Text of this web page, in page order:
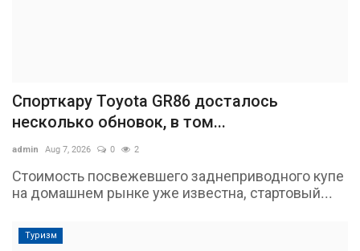
Спорткару Toyota GR86 досталось
несколько обновок, в том...
admin Aug 7, 2026 0 2
Стоимость посвежевшего заднеприводного купе
на домашнем рынке уже известна, стартовый...
Туризм